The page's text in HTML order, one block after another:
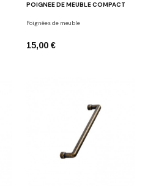
POIGNÉE DE MEUBLE COMPACT
Poignées de meuble
15,00 €